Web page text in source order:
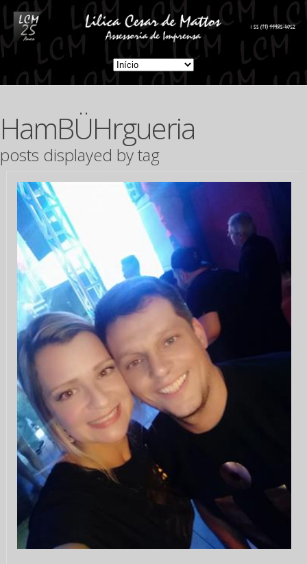
HamBÜHrgueria
posts displayed by tag